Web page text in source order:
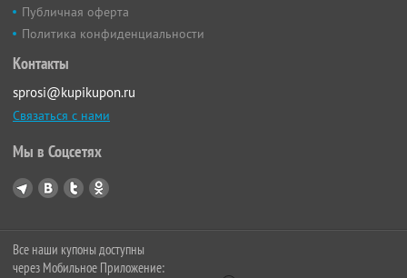
Публичная оферта
Политика конфиденциальности
Контакты
sprosi@kupikupon.ru
Связаться с нами
Мы в Соцсетях
Все наши купоны доступны
через Мобильное Приложение: